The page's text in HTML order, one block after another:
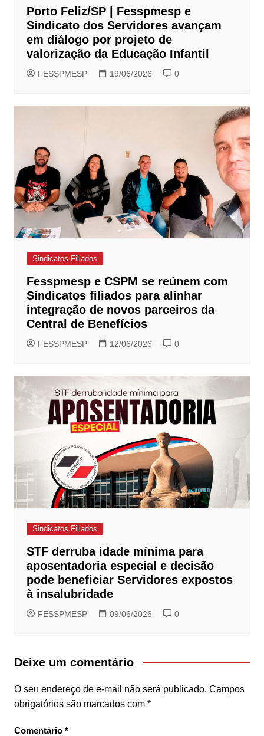
Porto Feliz/SP | Fesspmesp e
Sindicato dos Servidores avançam
em diálogo por projeto de
valorização da Educação Infantil
FESSPMESP 19/06/2026 0
Sindicatos Filiados
Fesspmesp e CSPM se reúnem com
Sindicatos filiados para alinhar
integração de novos parceiros da
Central de Benefícios
FESSPMESP 12/06/2026 0
Sindicatos Filiados
STF derruba idade mínima para
aposentadoria especial e decisão
pode beneficiar Servidores expostos
à insalubridade
FESSPMESP 09/06/2026 0
Deixe um comentário
O seu endereço de e-mail não será publicado. Campos
obrigatórios são marcados com *
Comentário *